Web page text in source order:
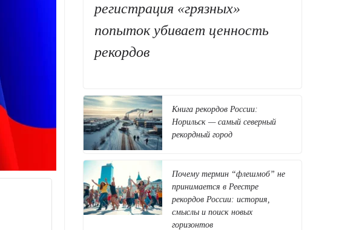
регистрация «грязных»
попыток убивает ценность
рекордов
Книга рекордов России:
Норильск — самый северный
рекордный город
Почему термин “флешмоб” не
принимается в Реестре
рекордов России: история,
смыслы и поиск новых
горизонтов